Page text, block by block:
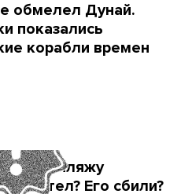
обмелел Дунай.
показались
корабли времен
по пляжу
летел? Его сбили?